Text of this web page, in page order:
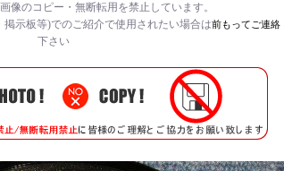
画像のコピー・無断転用を禁止 しています。
示板等)でのご紹介で使用されたい場合は前もってご連絡
下さい